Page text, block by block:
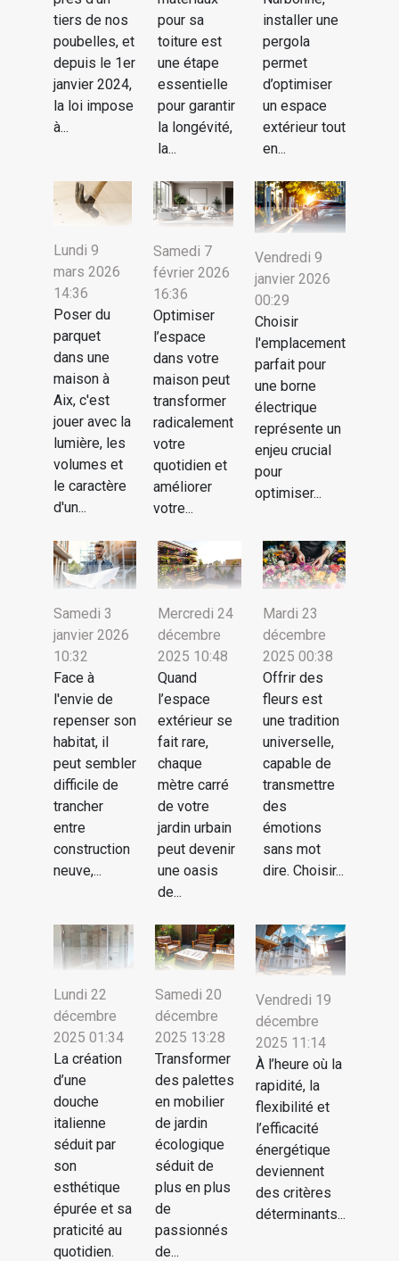
tiers de nos
poubelles, et
depuis le 1er
janvier 2024,
la loi impose
à...
pour sa
toiture est
une étape
essentielle
pour garantir
la longévité,
la...
installer une
pergola
permet
d’optimiser
un espace
extérieur tout
en...
Lundi 9
mars 2026
14:36
Poser du
parquet
dans une
maison à
Aix, c'est
jouer avec la
lumière, les
volumes et
le caractère
d'un...
Samedi 7
février 2026
16:36
Optimiser
l’espace
dans votre
maison peut
transformer
radicalement
votre
quotidien et
améliorer
votre...
Vendredi 9
janvier 2026
00:29
Choisir
l'emplacement
parfait pour
une borne
électrique
représente un
enjeu crucial
pour
optimiser...
Samedi 3
janvier 2026
10:32
Face à
l'envie de
repenser son
habitat, il
peut sembler
difficile de
trancher
entre
construction
neuve,...
Mercredi 24
décembre
2025 10:48
Quand
l’espace
extérieur se
fait rare,
chaque
mètre carré
de votre
jardin urbain
peut devenir
une oasis
de...
Mardi 23
décembre
2025 00:38
Offrir des
fleurs est
une tradition
universelle,
capable de
transmettre
des
émotions
sans mot
dire. Choisir...
Lundi 22
décembre
2025 01:34
La création
d’une
douche
italienne
séduit par
son
esthétique
épurée et sa
praticité au
quotidien.
Samedi 20
décembre
2025 13:28
Transformer
des palettes
en mobilier
de jardin
écologique
séduit de
plus en plus
de
passionnés
de...
Vendredi 19
décembre
2025 11:14
À l’heure où la
rapidité, la
flexibilité et
l’efficacité
énergétique
deviennent
des critères
déterminants...